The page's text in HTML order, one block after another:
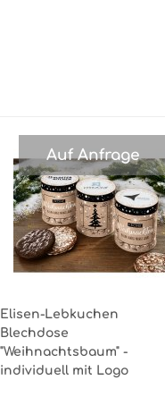
Auf Anfrage
Elisen-Lebkuchen
Blechdose
"Weihnachtsbaum" -
individuell mit Logo